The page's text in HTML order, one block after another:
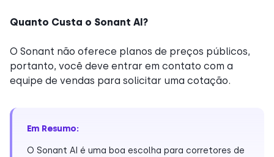
Quanto Custa o Sonant AI?
O Sonant não oferece planos de preços públicos,
portanto, você deve entrar em contato com a
equipe de vendas para solicitar uma cotação.
Em Resumo:
O Sonant AI é uma boa escolha para corretores de